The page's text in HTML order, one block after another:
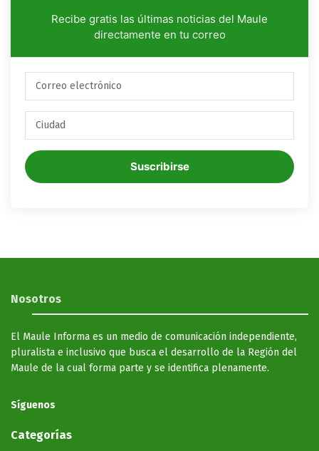
Recibe gratis las últimas noticias del Maule
directamente en tu correo
Suscribirse
Nosotros
El Maule Informa es un medio de comunicación independiente,
pluralista e inclusivo que busca el desarrollo de la Región del
Maule de la cual forma parte y se identifica plenamente.
Síguenos
Categorías